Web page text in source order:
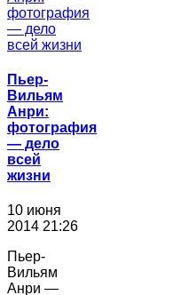
Пьер-
Вильям
Анри:
фотография
― дело
всей
жизни
10 июня
2014 21:26
Пьер-
Вильям
Анри —